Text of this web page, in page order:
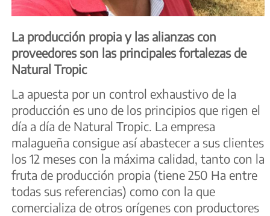
La producción propia y las alianzas con
proveedores son las principales fortalezas de
Natural Tropic
La apuesta por un control exhaustivo de la
producción es uno de los principios que rigen el
día a día de Natural Tropic. La empresa
malagueña consigue así abastecer a sus clientes
los 12 meses con la máxima calidad, tanto con la
fruta de producción propia (tiene 250 Ha entre
todas sus referencias) como con la que
comercializa de otros orígenes con productores